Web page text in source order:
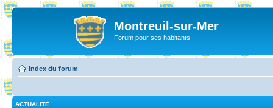
Montreuil-sur-Mer
Forum pour ses habitants
Index du forum
ACTUALITE